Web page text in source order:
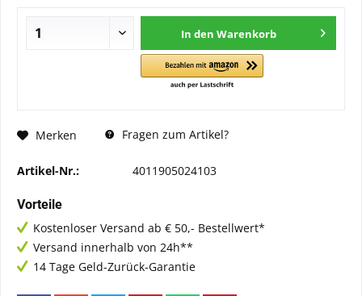
In den Warenkorb
Merken Fragen zum Artikel?
Artikel-Nr.: 4011905024103
Vorteile
Kostenloser Versand ab € 50,- Bestellwert*
Versand innerhalb von 24h**
14 Tage Geld-Zurück-Garantie